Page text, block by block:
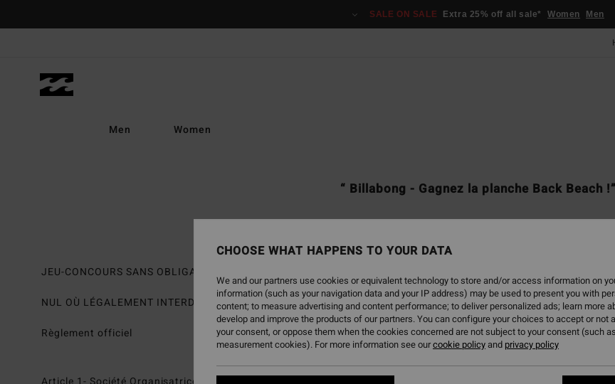
SALE ON SALE Extra 25% off all sale* Women Men
Men Women
“ Billabong - Gagnez la planche Back Beach !”
JEU-CONCOURS SANS OBLIGATION D’ACHAT
NUL OÙ LÉGALEMENT INTERDIT OU RESTREINT
Règlement officiel
SWEEPSTAKE. NO
INCREASE ODDS OF
Official Rules
CHOOSE WHAT HAPPENS TO YOUR DATA
We and our partners use cookies or equivalent technology to store and/or access information on
information (such as your navigation data and your IP address) may be used to present you with
content; to measure advertising and content performance; to deliver personalized ads; learn more
develop and improve the products of our partners. You can configure your choices to accept or
your consent, or oppose them when the cookies concerned are not subject to your consent (such
measurement cookies). For more information see ourcookie policyand privacy policy